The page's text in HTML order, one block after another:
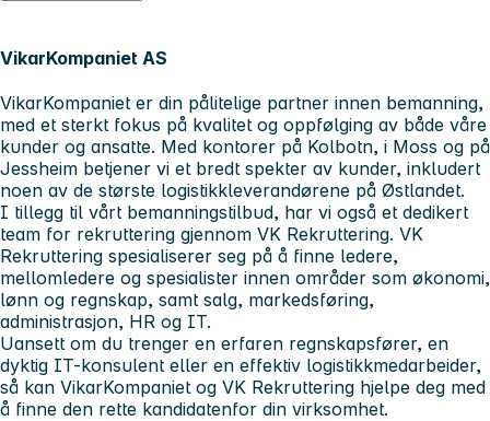
VikarKompaniet AS
VikarKompaniet er din pålitelige partner innen bemanning,
med et sterkt fokus på kvalitet og oppfølging av både våre
kunder og ansatte. Med kontorer på Kolbotn, i Moss og på
Jessheim betjener vi et bredt spekter av kunder, inkludert
noen av de største logistikkleverandørene på Østlandet.
I tillegg til vårt bemanningstilbud, har vi også et dedikert
team for rekruttering gjennom VK Rekruttering. VK
Rekruttering spesialiserer seg på å finne ledere,
mellomledere og spesialister innen områder som økonomi,
lønn og regnskap, samt salg, markedsføring,
administrasjon, HR og IT.
Uansett om du trenger en erfaren regnskapsfører, en
dyktig IT-konsulent eller en effektiv logistikkmedarbeider,
så kan VikarKompaniet og VK Rekruttering hjelpe deg med
å finne den rette kandidatenfor din virksomhet.